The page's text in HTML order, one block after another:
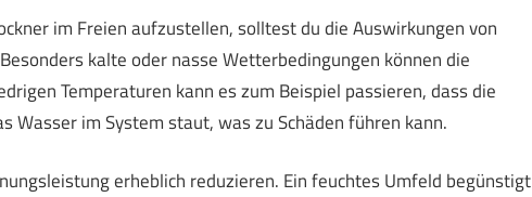
im Freien aufzustellen, solltest du die Auswirkungen von
kalte oder nasse Wetterbedingungen können die
Temperaturen kann es zum Beispiel passieren, dass die
im System staut, was zu Schäden führen kann.
erheblich reduzieren. Ein feuchtes Umfeld begünstigt